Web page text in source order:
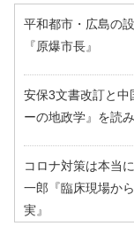
平和都市・広島の
『原爆市長』
安保3文書改訂と
ーの地政学』を読
コロナ対策は本当
一郎『臨床現場か
実』